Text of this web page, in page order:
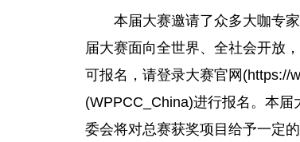
本届大赛邀请了众多大咖专
届大赛面向全世界、全社会开放
可报名，请登录大赛官网(https://
(WPPCC_China)进行报名。本
委会将对总赛获奖项目给予一定